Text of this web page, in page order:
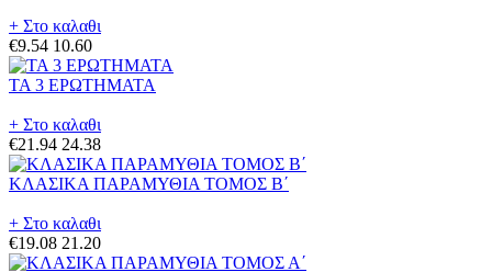
+ Στο καλαθι
€9.54 10.60
ΤΑ 3 ΕΡΩΤΗΜΑΤΑ
+ Στο καλαθι
€21.94 24.38
ΚΛΑΣΙΚΑ ΠΑΡΑΜΥΘΙΑ ΤΟΜΟΣ Β΄
+ Στο καλαθι
€19.08 21.20